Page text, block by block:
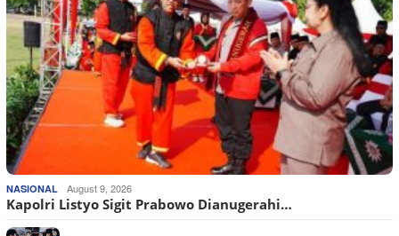
NASIONAL August 9, 2026
Kapolri Listyo Sigit Prabowo Dianugerahi…